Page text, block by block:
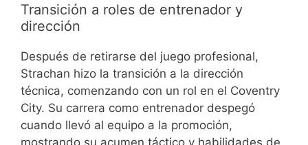
Transición a roles de entrenador y
dirección
Después de retirarse del juego profesional,
Strachan hizo la transición a la dirección
técnica, comenzando con un rol en el Coventry
City. Su carrera como entrenador despegó
cuando llevó al equipo a la promoción,
mostrando su acumen táctico y habilidades de